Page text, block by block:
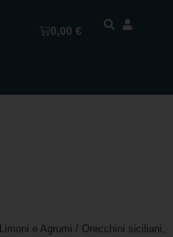
0,00€
Limoni e Agrumi / Orecchini siciliani,